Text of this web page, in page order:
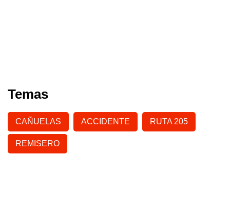
Temas
CAÑUELAS ACCIDENTE RUTA 205
REMISERO